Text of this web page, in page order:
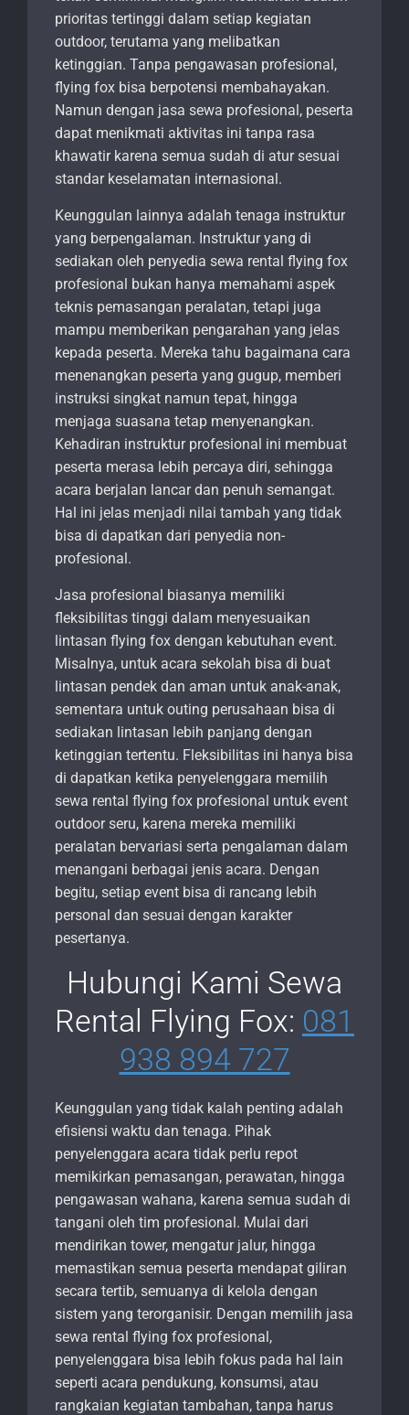
prioritas tertinggi dalam setiap kegiatan
outdoor, terutama yang melibatkan
ketinggian. Tanpa pengawasan profesional,
flying fox bisa berpotensi membahayakan.
Namun dengan jasa sewa profesional, peserta
dapat menikmati aktivitas ini tanpa rasa
khawatir karena semua sudah di atur sesuai
standar keselamatan internasional.
Keunggulan lainnya adalah tenaga instruktur
yang berpengalaman. Instruktur yang di
sediakan oleh penyedia sewa rental flying fox
profesional bukan hanya memahami aspek
teknis pemasangan peralatan, tetapi juga
mampu memberikan pengarahan yang jelas
kepada peserta. Mereka tahu bagaimana cara
menenangkan peserta yang gugup, memberi
instruksi singkat namun tepat, hingga
menjaga suasana tetap menyenangkan.
Kehadiran instruktur profesional ini membuat
peserta merasa lebih percaya diri, sehingga
acara berjalan lancar dan penuh semangat.
Hal ini jelas menjadi nilai tambah yang tidak
bisa di dapatkan dari penyedia non-
profesional.
Jasa profesional biasanya memiliki
fleksibilitas tinggi dalam menyesuaikan
lintasan flying fox dengan kebutuhan event.
Misalnya, untuk acara sekolah bisa di buat
lintasan pendek dan aman untuk anak-anak,
sementara untuk outing perusahaan bisa di
sediakan lintasan lebih panjang dengan
ketinggian tertentu. Fleksibilitas ini hanya bisa
di dapatkan ketika penyelenggara memilih
sewa rental flying fox profesional untuk event
outdoor seru, karena mereka memiliki
peralatan bervariasi serta pengalaman dalam
menangani berbagai jenis acara. Dengan
begitu, setiap event bisa di rancang lebih
personal dan sesuai dengan karakter
pesertanya.
Hubungi Kami Sewa
Rental Flying Fox: 081
938 894 727
Keunggulan yang tidak kalah penting adalah
efisiensi waktu dan tenaga. Pihak
penyelenggara acara tidak perlu repot
memikirkan pemasangan, perawatan, hingga
pengawasan wahana, karena semua sudah di
tangani oleh tim profesional. Mulai dari
mendirikan tower, mengatur jalur, hingga
memastikan semua peserta mendapat giliran
secara tertib, semuanya di kelola dengan
sistem yang terorganisir. Dengan memilih jasa
sewa rental flying fox profesional,
penyelenggara bisa lebih fokus pada hal lain
seperti acara pendukung, konsumsi, atau
rangkaian kegiatan tambahan, tanpa harus